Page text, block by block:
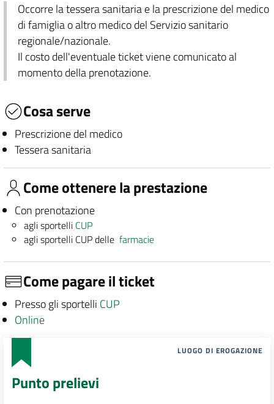
Occorre la tessera sanitaria e la prescrizione del medico
di famiglia o altro medico del Servizio sanitario
regionale/nazionale.
Il costo dell'eventuale ticket viene comunicato al
momento della prenotazione.
Cosa serve
Prescrizione del medico
Tessera sanitaria
Come ottenere la prestazione
Con prenotazione
agli sportelli CUP
agli sportelli CUP dellefarmacie
Come pagare il ticket
Presso gli sportelli CUP
Online
LUOGO DI EROGAZIONE
Punto prelievi